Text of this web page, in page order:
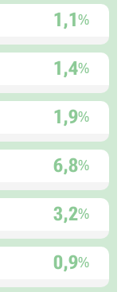
1,1%
1,4%
1,9%
6,8%
3,2%
0,9%